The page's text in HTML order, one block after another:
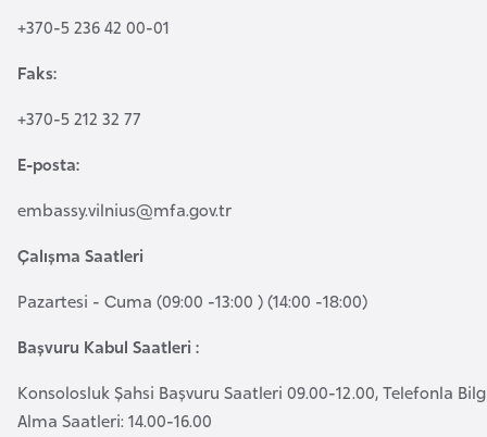
e
+370-5 236 42 00-01
Faks:
+370-5 212 32 77
E-posta:
embassy.vilnius@mfa.gov.tr
Çalışma Saatleri
Pazartesi - Cuma (09:00 -13:00 ) (14:00 -18:00)
Başvuru Kabul Saatleri :
Konsolosluk Şahsi Başvuru Saatleri 09.00-12.00, Telefonla
Alma Saatleri: 14.00-16.00
A
e
r
a
y
c
a
B
a